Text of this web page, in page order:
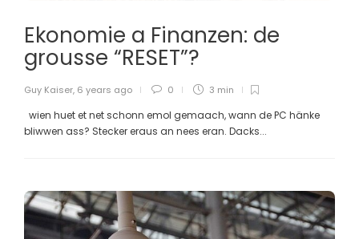
Ekonomie a Finanzen: de
grousse “RESET”?
Guy Kaiser, 6 years ago 0 3 min
wien huet et net schonn emol gemaach, wann de PC hänke
bliwwen ass? Stecker eraus an nees eran. Dacks...